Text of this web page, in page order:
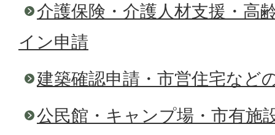
介護保険・介護人材支援・高
イン申請
建築確認申請・市営住宅など
公民館・キャンプ場・市有施